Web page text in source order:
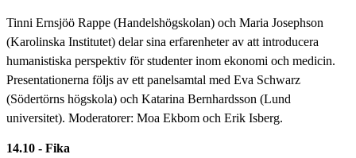
Tinni Ernsjöö Rappe (Handelshögskolan) och Maria Josephson
(Karolinska Institutet) delar sina erfarenheter av att introducera
humanistiska perspektiv för studenter inom ekonomi och medicin.
Presentationerna följs av ett panelsamtal med Eva Schwarz
(Södertörns högskola) och Katarina Bernhardsson (Lund
universitet). Moderatorer: Moa Ekbom och Erik Isberg.
14.10 - Fika